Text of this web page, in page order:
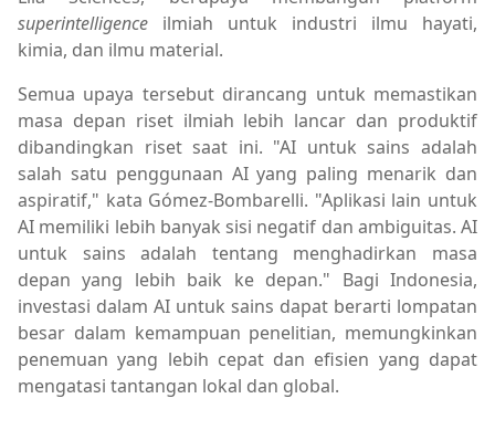
superintelligence ilmiah untuk industri ilmu hayati,
kimia, dan ilmu material.
Semua upaya tersebut dirancang untuk memastikan
masa depan riset ilmiah lebih lancar dan produktif
dibandingkan riset saat ini. "AI untuk sains adalah
salah satu penggunaan AI yang paling menarik dan
aspiratif," kata Gómez-Bombarelli. "Aplikasi lain untuk
AI memiliki lebih banyak sisi negatif dan ambiguitas. AI
untuk sains adalah tentang menghadirkan masa
depan yang lebih baik ke depan." Bagi Indonesia,
investasi dalam AI untuk sains dapat berarti lompatan
besar dalam kemampuan penelitian, memungkinkan
penemuan yang lebih cepat dan efisien yang dapat
mengatasi tantangan lokal dan global.